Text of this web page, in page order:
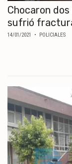
Chocaron
sufrió
14/01/2021 • POLICIALES